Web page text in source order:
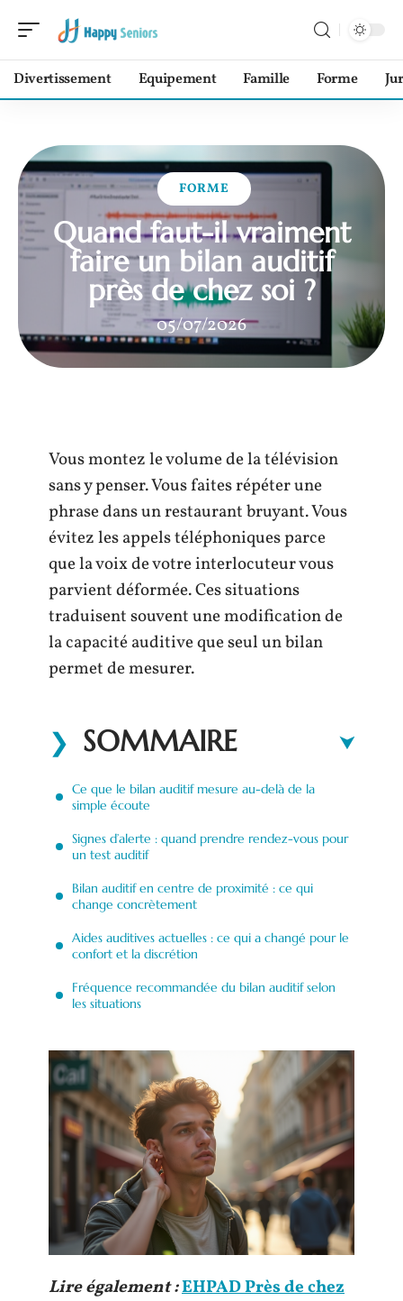
Divertissement Equipement Famille Forme
FORME
Quand faut-il vraiment
faire un bilan auditif
près de chez soi ?
05/07/2026
Vous montez le volume de la télévision
sans y penser. Vous faites répéter une
phrase dans un restaurant bruyant. Vous
évitez les appels téléphoniques parce
que la voix de votre interlocuteur vous
parvient déformée. Ces situations
traduisent souvent une modification de
la capacité auditive que seul un bilan
permet de mesurer.
SOMMAIRE
Ce que le bilan auditif mesure au-delà de la
simple écoute
Signes d’alerte : quand prendre rendez-vous pour
un test auditif
Bilan auditif en centre de proximité : ce qui
change concrètement
Aides auditives actuelles : ce qui a changé pour le
confort et la discrétion
Fréquence recommandée du bilan auditif selon
les situations
Lire également :EHPAD Près de chez